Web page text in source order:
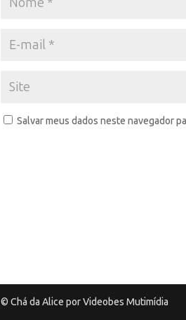
Salvar meus dados neste navegador
© Chá da Alice por Videobes Mutimídia